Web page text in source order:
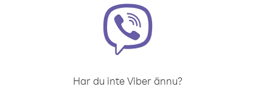
Har du inte Viber ännu?